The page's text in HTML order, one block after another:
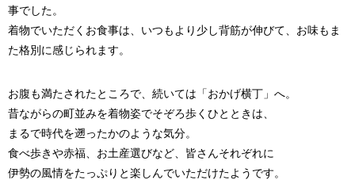
事でした。
着物でいただくお食事は、いつもより少し背筋が伸びて、お味もま
た格別に感じられます。
お腹も満たされたところで、続いては「おかげ横丁」へ。
昔ながらの町並みを着物姿でそぞろ歩くひとときは、
まるで時代を遡ったかのような気分。
食べ歩きや赤福、お土産選びなど、皆さんそれぞれに
伊勢の風情をたっぷりと楽しんでいただけたようです。